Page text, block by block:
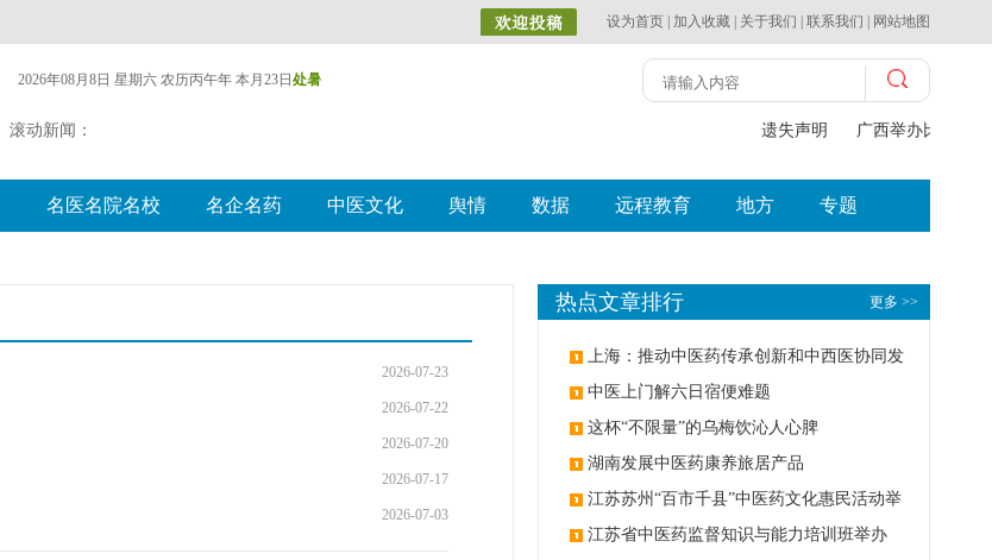
设为首页 加入收藏 关于我们 联系我们 网站地图
2026年08月8日 星期六 农历丙午年 本月23日 处暑
滚动新闻： 遗失声明 广西举办比赛探
名医名院名校 名企名药 中医文化 舆情 数据 远程教育 地方 专题
2026-07-23
2026-07-22
2026-07-20
2026-07-17
2026-07-03
更多 >>
热点文章排行
上海：推动中医药传承创新和中西医协同发
展 中医上门解六日宿便难题
这杯“不限量”的乌梅饮沁人心脾
湖南发展中医药康养旅居产品
江苏苏州“百市千县”中医药文化惠民活动举
办 江苏省中医药监督知识与能力培训班举办